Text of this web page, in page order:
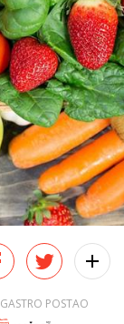
GASTRO POSTAO